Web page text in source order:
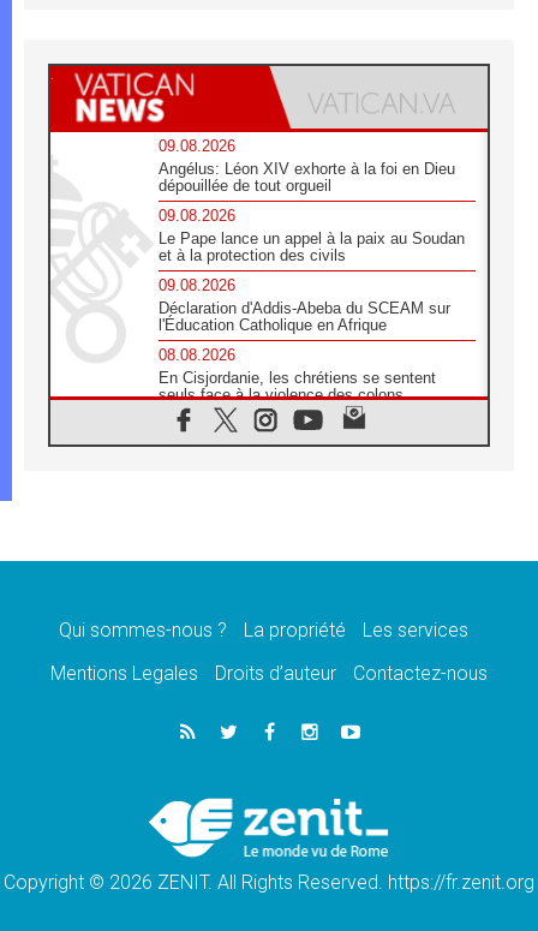
09.08.2026
Angélus: Léon XIV exhorte à la foi en Dieu
dépouillée de tout orgueil
09.08.2026
Le Pape lance un appel à la paix au Soudan
et à la protection des civils
09.08.2026
Déclaration d'Addis-Abeba du SCEAM sur
l'Éducation Catholique en Afrique
08.08.2026
En Cisjordanie, les chrétiens se sentent
seuls face à la violence des colons
08.08.2026
Léon XIV au sanctuaire de Notre Dame du
08.08.2026
08.08.2026
catholiques
Au Bangladesh, l'Église accompagne les
Dalits sur le chemin de la dignité
Philippines: le vicariat apostolique de
Calapan devient un diocèse
Qui sommes-nous ? La propriété
Les services
Mentions Legales
Droits d’auteur Contactez-nous
Copyright © 2026 ZENIT. All Rights Reserved. https://fr.zenit.org